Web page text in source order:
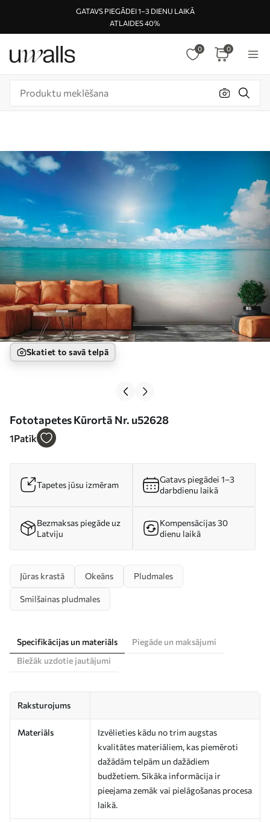
GATAVS PIEGĀDEI 1–3 DIENU LAIKĀ
ATLAIDES 40%
0 0
Skatiet to savā telpā
Fototapetes Kūrortā Nr. u52628
1Patīk
Tapetes jūsu izmēram
Gatavs piegādei 1–3
darbdienu laikā
Bezmaksas piegāde uz
Latviju
Kompensācijas 30
dienu laikā
Jūras krastā Okeāns Pludmales
Smilšainas pludmales
Specifikācijas un materiāls
Piegāde un maksājumi
Biežāk uzdotie jautājumi
Raksturojums
Materiāls
Izvēlieties kādu no trim augstas
kvalitātes materiāliem, kas piemēroti
dažādām telpām un dažādiem
budžetiem. Sīkāka informācija ir
pieejama zemāk vai pielāgošanas procesa
laikā.